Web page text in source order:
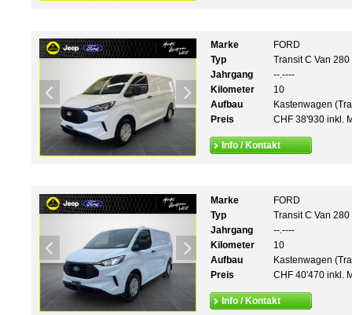
Marke
FORD
Typ
Transit C Van
Jahrgang
--.----
Kilometer
10
Aufbau
Kastenwagen
Preis
CHF 38'930 inkl.
Info / Kontakt
Marke
FORD
Typ
Transit C Van
Jahrgang
--.----
Kilometer
10
Aufbau
Kastenwagen
Preis
CHF 40'470 inkl.
Info / Kontakt